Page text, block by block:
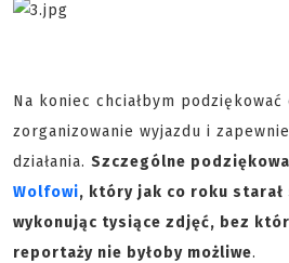
Na koniec chciałbym
zorganizowanie wyjazdu i
działania. Szczególne
Wolfowi, który jak co roku
wykonując tysiące zdjęć, bez
reportaży nie byłoby możliwe.